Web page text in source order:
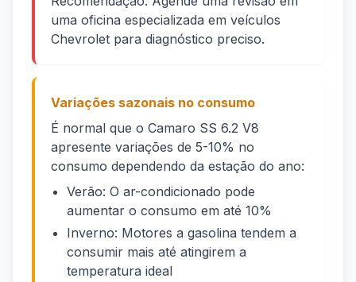
uma oficina especializada em veículos
Chevrolet para diagnóstico preciso.
Variações sazonais no consumo
É normal que o Camaro SS 6.2 V8
apresente variações de 5-10% no
consumo dependendo da estação do ano:
Verão: O ar-condicionado pode
aumentar o consumo em até 10%
Inverno: Motores a gasolina tendem a
consumir mais até atingirem a
temperatura ideal